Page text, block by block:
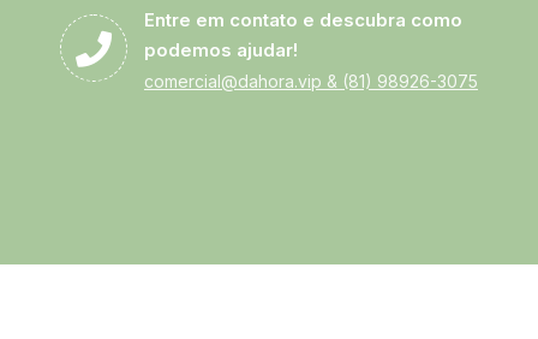
Entre em contato e descubra como
podemos ajudar!
comercial@dahora.vip & (81) 98926-3075